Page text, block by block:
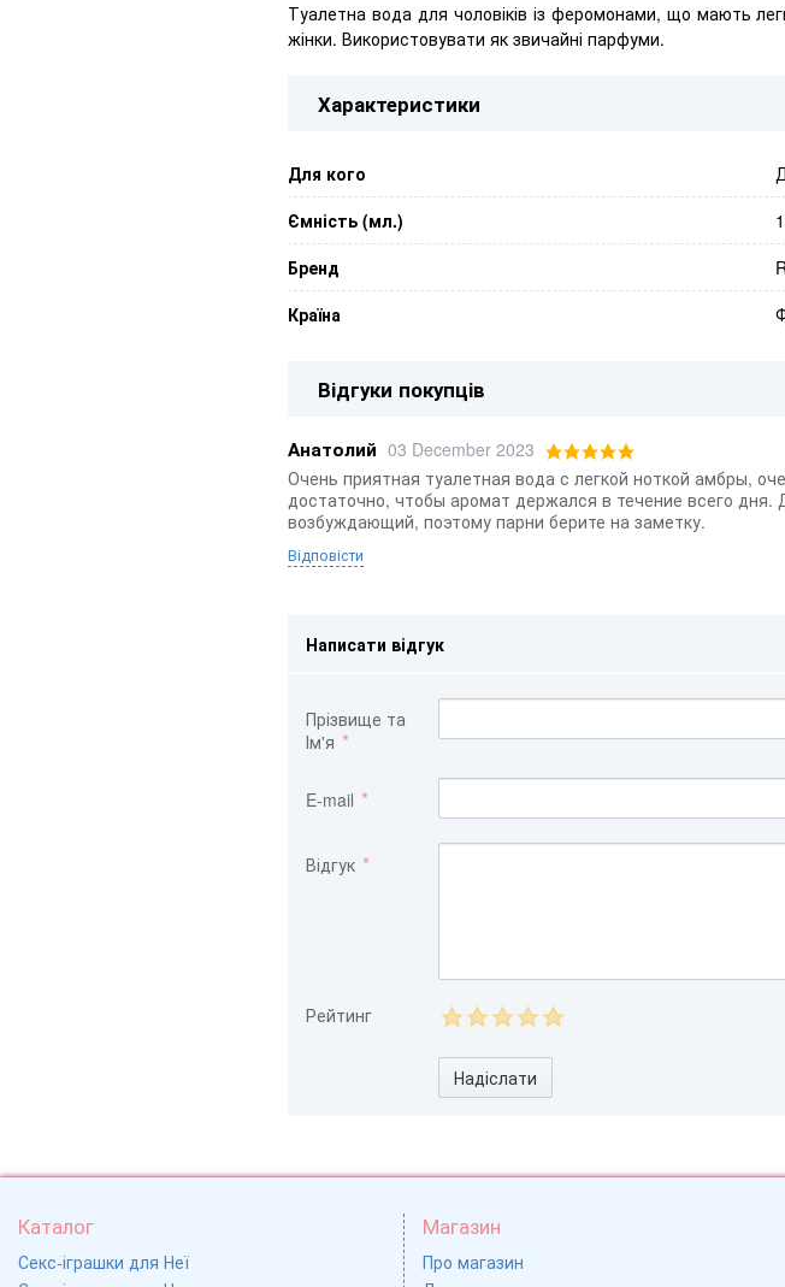
Туалетна вода для чоловіків із феромонами, що мають
жінки. Використовувати як звичайні парфуми.
Характеристики
Для кого
Ємність (мл.)
Бренд
Країна
Відгуки покупців
Анатолий 03 December 2023
Очень приятная туалетная вода с легкой ноткой амбры,
достаточно, чтобы аромат держался в течение всего
возбуждающий, поэтому парни берите на заметку.
Відповісти
Написати відгук
Прізвище та
Ім'я
E-mail
Відгук
Рейтинг
Надіслати
Каталог
Секс-іграшки для Неї
Магазин
Про магазин